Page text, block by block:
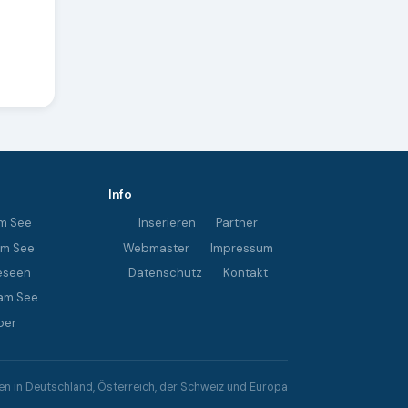
See
See
See
Info
Inserieren
Partner
Webmaster
Impressum
Datenschutz
Kontakt
in Deutschland, Österreich, der Schweiz und Europa